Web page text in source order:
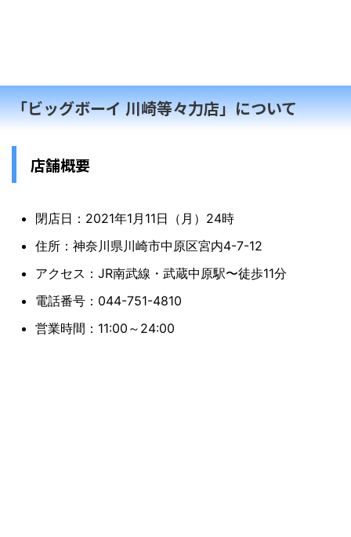
「ビッグボーイ 川崎等々力店」について
店舗概要
閉店日：2021年1月11日（月）24時
住所：神奈川県川崎市中原区宮内4-7-12
アクセス：JR南武線・武蔵中原駅〜徒歩11分
電話番号：044-751-4810
営業時間：11:00～24:00